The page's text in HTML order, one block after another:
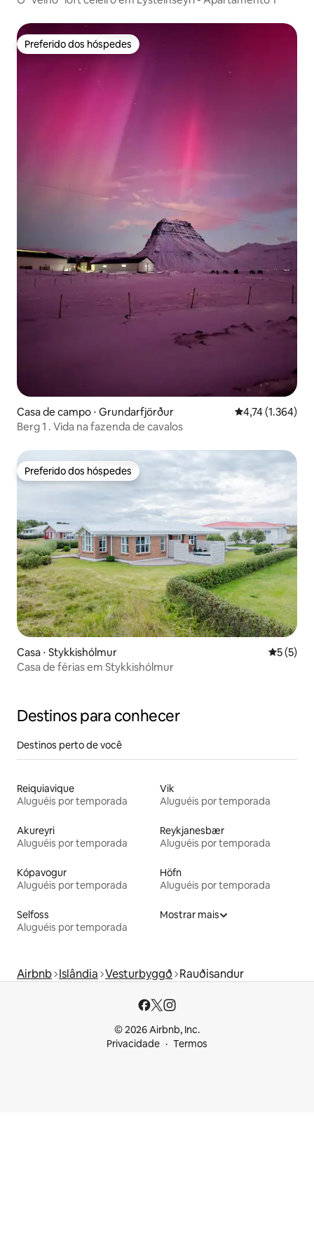
Preferido dos hóspedes
Preferido dos hóspedes
Casa de campo ⋅ Grundarfjörður 4,74 de uma
4,74 (1.364)
Berg 1 . Vida na fazenda de cavalos
Preferido dos hóspedes
Preferido dos hóspedes
Casa ⋅ Stykkishólmur 5 de
5 (5)
Casa de férias em Stykkishólmur
Destinos para conhecer
Destinos perto de você
Reiquiavique
Aluguéis por temporada
Vik
Aluguéis por temporada
Akureyri
Aluguéis por temporada
Reykjanesbær
Aluguéis por temporada
Kópavogur
Aluguéis por temporada
Höfn
Aluguéis por temporada
Selfoss
Aluguéis por temporada
Mostrar mais
Airbnb Islândia Vesturbyggð Rauðisandur
© 2026 Airbnb, Inc.
Privacidade
Termos